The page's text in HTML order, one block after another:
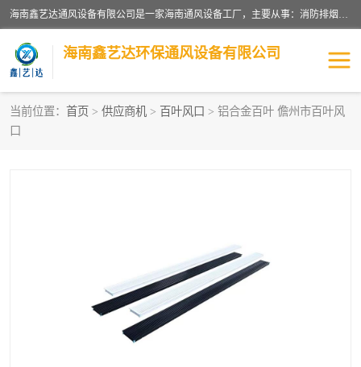
海南鑫艺达通风设备有限公司是一家海南通风设备工厂，主要从事：消防排烟工程、油烟净化工程、厨房排烟工程、酒店厨房设备、新风排风系统、镀锌铁皮管道加工、暖通工程、通风管道安装、消防火阀百叶风口等业务。公司拥有管道及配件一体化工厂生产线，良好的售后服务，良好的设计团队，良好的施工团队、良好管理人员，掌握畅通丰富的信息、市场渠道。
海南鑫艺达环保通风设备有限公司
当前位置： 首页 > 供应商机 > 百叶风口 > 铝合金百叶 儋州市百叶风
口
镁质防火风管
通风管道